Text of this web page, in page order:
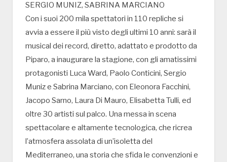
SERGIO MUNIZ, SABRINA MARCIANO
Con i suoi 200 mila spettatori in 110 repliche si
avvia a essere il più visto degli ultimi 10 anni: sarà il
musical dei record, diretto, adattato e prodotto da
Piparo, a inaugurare la stagione, con gli amatissimi
protagonisti Luca Ward, Paolo Conticini, Sergio
Muniz e Sabrina Marciano, con Eleonora Facchini,
Jacopo Sarno, Laura Di Mauro, Elisabetta Tulli, ed
oltre 30 artisti sul palco. Una messa in scena
spettacolare e altamente tecnologica, che ricrea
l’atmosfera assolata di un’isoletta del
Mediterraneo, una storia che sfida le convenzioni e